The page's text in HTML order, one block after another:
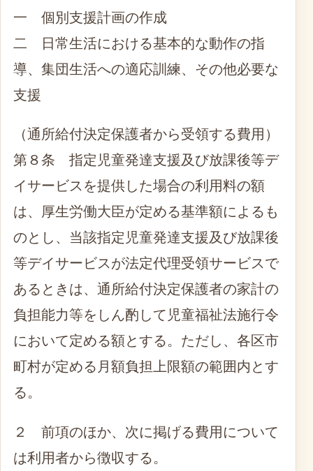
一 個別支援計画の作成
二 日常生活における基本的な動作の指
導、集団生活への適応訓練、その他必要な
支援
（通所給付決定保護者から受領する費用）
第８条 指定児童発達支援及び放課後等デ
イサービスを提供した場合の利用料の額
は、厚生労働大臣が定める基準額によるも
のとし、当該指定児童発達支援及び放課後
等デイサービスが法定代理受領サービスで
あるときは、通所給付決定保護者の家計の
負担能力等をしん酌して児童福祉法施行令
において定める額とする。ただし、各区市
町村が定める月額負担上限額の範囲内とす
る。
２ 前項のほか、次に掲げる費用について
は利用者から徴収する。